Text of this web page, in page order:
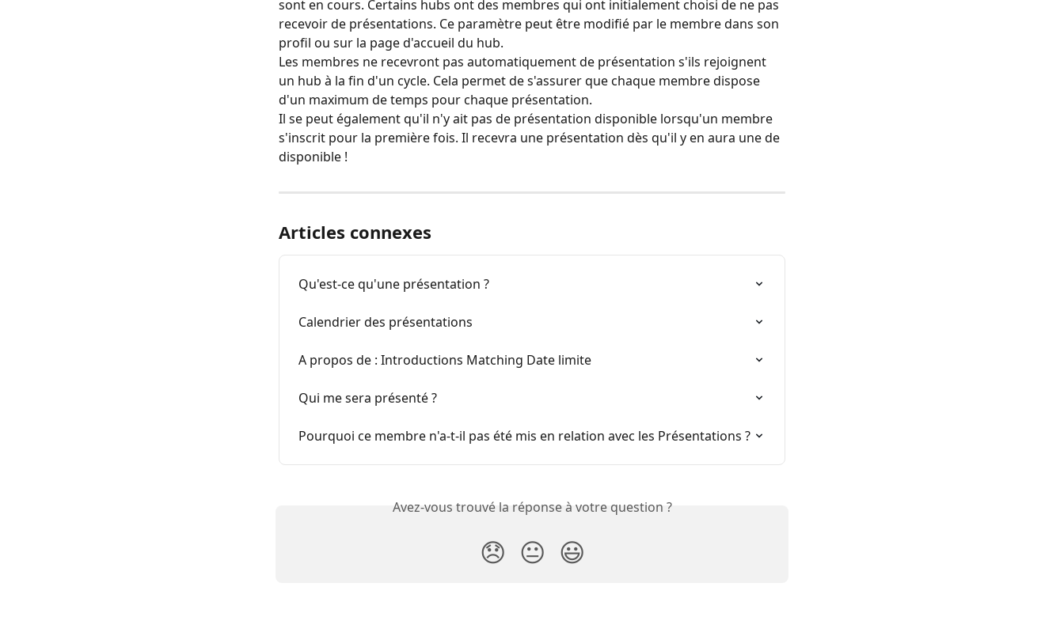
sont en cours. Certains hubs ont des membres qui ont initialement choisi de ne pas
recevoir de présentations. Ce paramètre peut être modifié par le membre dans son
profil ou sur la page d'accueil du hub.
Les membres ne recevront pas automatiquement de présentation s'ils rejoignent
un hub à la fin d'un cycle. Cela permet de s'assurer que chaque membre dispose
d'un maximum de temps pour chaque présentation.
Il se peut également qu'il n'y ait pas de présentation disponible lorsqu'un membre
s'inscrit pour la première fois. Il recevra une présentation dès qu'il y en aura une de
disponible !
Articles connexes
Qu'est-ce qu'une présentation ?
Calendrier des présentations
A propos de : Introductions Matching Date limite
Qui me sera présenté ?
Pourquoi ce membre n'a-t-il pas été mis en relation avec les Présentations ?
Avez-vous trouvé la réponse à votre question ?
😞 😐 😃